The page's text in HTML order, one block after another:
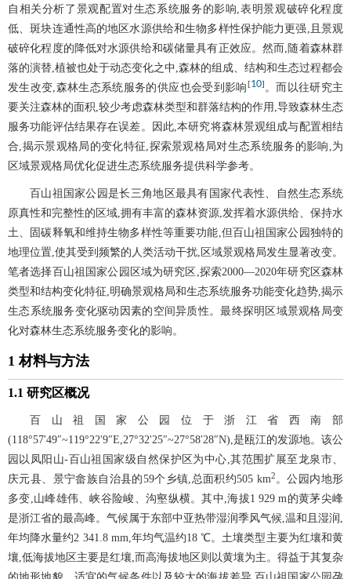
自相关分析了景观配置对生态系统服务的影响,表明景观破碎化程度
低、斑块连通性高的地区水源供给和生物多样性保护能力更强,且景观
破碎化程度的降低对水源供给和碳储量具有正效应。然而,随着森林群
落的演替,植被也处于动态变化之中,森林的组成、结构和生态过程都会
发生改变,森林生态系统服务的供应也会受到影响 [10] 。而以往研究主
要关注森林的面积,较少考虑森林类型和群落结构的作用,导致森林生态
服务功能评估结果存在误差。因此,本研究将森林景观组成与配置相结
合,揭示景观格局的变化特征,探索景观格局对生态系统服务的影响,为
区域景观格局优化促进生态系统服务提供科学参考。
百山祖国家公园是长三角地区最具有国家代表性、自然生态系统
原真性和完整性的区域,拥有丰富的森林资源,发挥着水源供给、保持水
土、固碳释氧和维持生物多样性等重要功能,但百山祖国家公园独特的
地理位置,使其受到频繁的人类活动干扰,区域景观格局发生显著改变。
笔者选择百山祖国家公园区域为研究区,探索2000—2020年研究区森林
类型和结构变化特征,明确景观格局和生态系统服务功能变化趋势,揭示
生态系统服务变化驱动因素的空间异质性。最终探明区域景观格局变
化对森林生态系统服务变化的影响。
1 材料与方法
1.1 研究区概况
百山祖国家公园位于浙江省西南部
(118°57'49″~119°22'9″E,27°32'25″~27°58'28″N),是瓯江的发源地。该公
园以凤阳山-百山祖国家级自然保护区为中心,其范围扩展至龙泉市、
庆元县、景宁畲族自治县的59个乡镇,总面积约505 km2 。公园内地形
多变,山峰雄伟、峡谷险峻、沟壑纵横。其中,海拔1 929 m的黄茅尖峰
是浙江省的最高峰。气候属于东部中亚热带湿润季风气候,温和且湿润,
年均降水量约2 341.8 mm,年均气温约18 ℃。土壤类型主要为红壤和黄
壤,低海拔地区主要是红壤,而高海拔地区则以黄壤为主。得益于其复杂